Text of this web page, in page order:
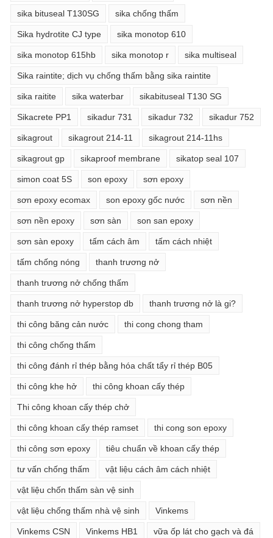
sika bituseal T130SG sika chống thấm
Sika hydrotite CJ type sika monotop 610
sika monotop 615hb sika monotop r sika multiseal
Sika raintite; dịch vụ chống thấm bằng sika raintite
sika raitite sika waterbar sikabituseal T130 SG
Sikacrete PP1 sikadur 731 sikadur 732 sikadur 752
sikagrout sikagrout 214-11 sikagrout 214-11hs
sikagrout gp sikaproof membrane sikatop seal 107
simon coat 5S son epoxy sơn epoxy
sơn epoxy ecomax son epoxy gốc nước sơn nền
sơn nền epoxy sơn sàn son san epoxy
sơn sàn epoxy tấm cách âm tấm cách nhiệt
tấm chống nóng thanh trương nở
thanh trương nở chống thấm
thanh trương nở hyperstop db thanh trương nở là gi?
thi công băng cản nước thi cong chong tham
thi công chống thấm
thi công đánh rỉ thép bằng hóa chất tẩy rỉ thép B05
thi công khe hở thi công khoan cấy thép
Thi công khoan cấy thép chở
thi công khoan cấy thép ramset thi cong son epoxy
thi công sơn epoxy tiêu chuẩn về khoan cấy thép
tư vấn chống thấm vật liệu cách âm cách nhiệt
vật liệu chốn thấm sàn vệ sinh
vật liệu chống thấm nhà vệ sinh Vinkems
Vinkems CSN Vinkems HB1 vữa ốp lát cho gạch và đá